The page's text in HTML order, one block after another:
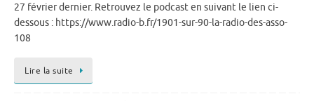
27 février dernier. Retrouvez le podcast en suivant le lien ci-
dessous : https://www.radio-b.fr/1901-sur-90-la-radio-des-asso-
108
Lire la suite